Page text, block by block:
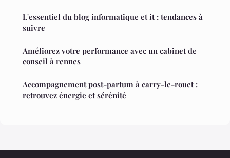
L'essentiel du blog informatique et it : tendances à
suivre
Améliorez votre performance avec un cabinet de
conseil à rennes
Accompagnement post-partum à carry-le-rouet :
retrouvez énergie et sérénité